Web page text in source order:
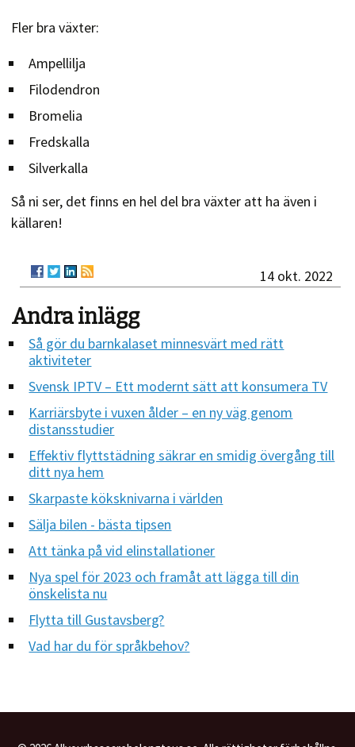
Fler bra växter:
Ampellilja
Filodendron
Bromelia
Fredskalla
Silverkalla
Så ni ser, det finns en hel del bra växter att ha även i
källaren!
14 okt. 2022
Andra inlägg
Så gör du barnkalaset minnesvärt med rätt
aktiviteter
Svensk IPTV – Ett modernt sätt att konsumera TV
Karriärsbyte i vuxen ålder – en ny väg genom
distansstudier
Effektiv flyttstädning säkrar en smidig övergång till
ditt nya hem
Skarpaste köksknivarna i världen
Sälja bilen - bästa tipsen
Att tänka på vid elinstallationer
Nya spel för 2023 och framåt att lägga till din
önskelista nu
Flytta till Gustavsberg?
Vad har du för språkbehov?